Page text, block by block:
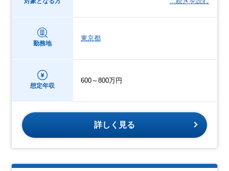
勤務地
東京都
想定年収
600～800万円
詳しく見る